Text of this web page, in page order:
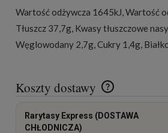
Wartość odżywcza 1645kJ, Wartość
Tłuszcz 37,7g, Kwasy tłuszczowe
Węglowodany 2,7g, Cukry 1,4g,
Koszty dostawy
Cena nie zawiera ewentualnych kosztów
Rarytasy Express (DOSTAWA
CHŁODNICZA)